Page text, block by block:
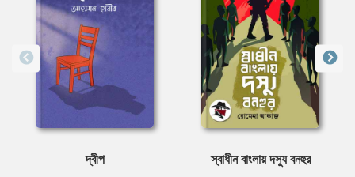
দ্বীপ স্বাধীন বাংলায় দস্যু বনহুর